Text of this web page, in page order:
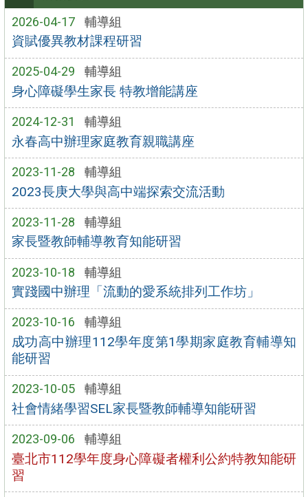
2026-04-17 輔導組
資賦優異教材課程研習
2025-04-29 輔導組
身心障礙學生家長 特教增能講座
2024-12-31 輔導組
永春高中辦理家庭教育親職講座
2023-11-28 輔導組
2023長庚大學與高中端探索交流活動
2023-11-28 輔導組
家長暨教師輔導教育知能研習
2023-10-18 輔導組
實踐國中辦理「流動的愛系統排列工作坊」
2023-10-16 輔導組
成功高中辦理112學年度第1學期家庭教育輔導知
能研習
2023-10-05 輔導組
社會情緒學習SEL家長暨教師輔導知能研習
2023-09-06 輔導組
臺北市112學年度身心障礙者權利公約特教知能研
習